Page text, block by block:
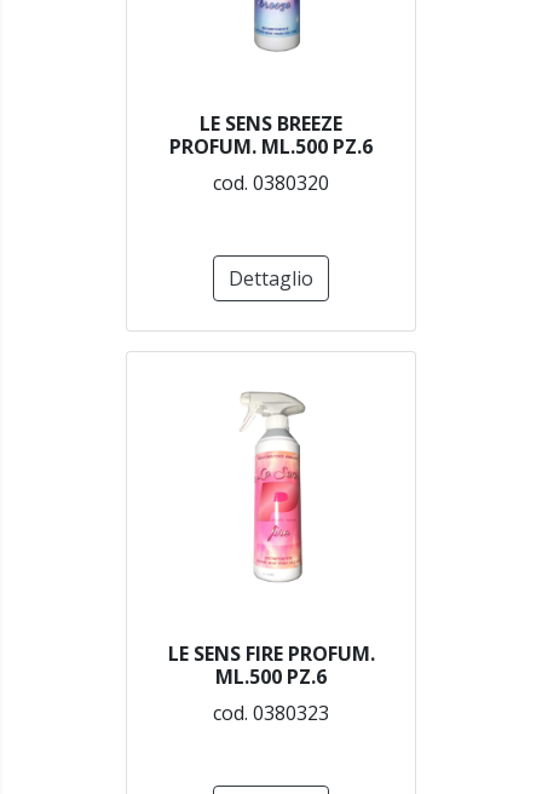
LE SENS BREEZE
PROFUM. ML.500 PZ.6
cod. 0380320
Dettaglio
LE SENS FIRE PROFUM.
ML.500 PZ.6
cod. 0380323